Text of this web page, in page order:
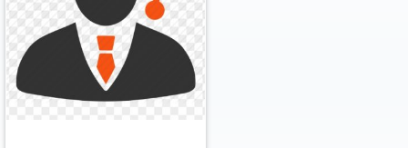
Rèm PVClà một giải pháp linh hoạt và hiệu quả, được
Thành
, chúng tôi cung cấp đa dạng các loại rèm
chọn lý tưởng cho cả không gian dân dụng lẫn công